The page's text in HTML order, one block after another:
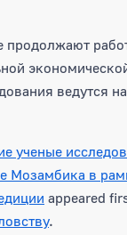
продолжают
ведутся
ученые
Мозамбика в
appeared
.